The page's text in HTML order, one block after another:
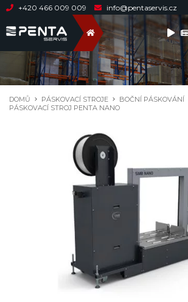
+420 466 009 009 info@pentaservis.cz
DOMŮ PÁSKOVACÍ STROJE
BOČNÍ PÁSKOVÁNÍ
PÁSKOVACÍ STROJ PENTA NANO